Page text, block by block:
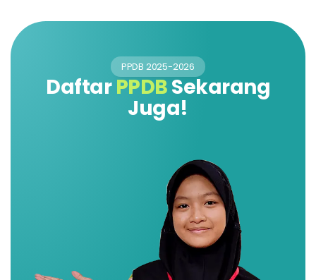
PPDB 2025-2026
DaftarPPDBSekarang
Juga!